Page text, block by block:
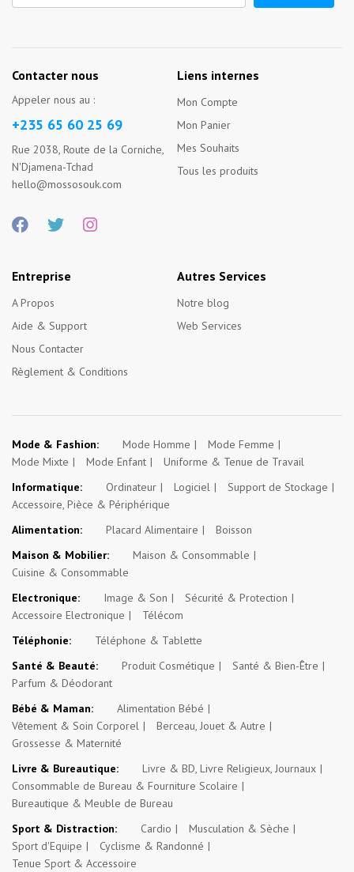
Contacter nous
Appeler nous au :
+235 65 60 25 69
Rue 2038, Route de la Corniche,
N'Djamena-Tchad
hello@mossosouk.com
Liens internes
Mon Compte
Mon Panier
Mes Souhaits
Tous les produits
Entreprise
A Propos
Aide & Support
Nous Contacter
Règlement & Conditions
Autres Services
Notre blog
Web Services
Mode & Fashion: Mode Homme
Mode Femme
Mode Mixte
Mode Enfant
Uniforme & Tenue de Travail
Informatique:
Ordinateur Logiciel
Support de Stockage
Accessoire, Pièce & Périphérique
Alimentation:
Placard Alimentaire
Boisson
Maison & Mobilier:
Maison & Consommable
Cuisine & Consommable
Electronique:
Image & Son
Sécurité & Protection
Accessoire Electronique
Télécom
Téléphonie:
Téléphone & Tablette
Santé & Beauté:
Produit Cosmétique
Santé & Bien-Être
Parfum & Déodorant
Bébé & Maman:
Alimentation Bébé
Vêtement & Soin Corporel
Berceau, Jouet & Autre
Grossesse & Maternité
Livre & Bureautique:
Livre & BD, Livre Religieux, Journaux
Consommable de Bureau & Fourniture Scolaire
Bureautique & Meuble de Bureau
Sport & Distraction:
Cardio
Musculation & Sèche
Sport d'Equipe
Cyclisme & Randonné
Tenue Sport & Accessoire